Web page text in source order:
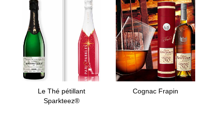
Le Thé pétillant
Sparkteez®
Cognac Frapin